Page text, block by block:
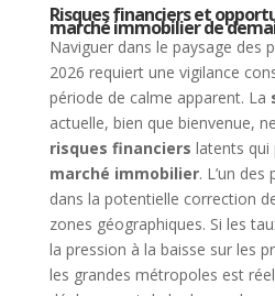
Risques financiers et
marché immobilier de
Naviguer dans le paysage des
2026 requiert une vigilance
période de calme apparent. La
actuelle, bien que bienvenue,
risques financiers latents qui
marché immobilier. L’un des
dans la potentielle correction
zones géographiques. Si les
la pression à la baisse sur les
les grandes métropoles est